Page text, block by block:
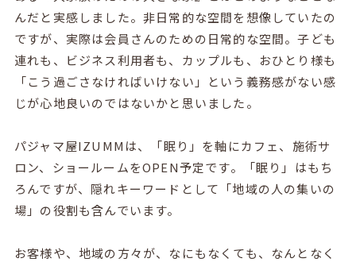
んだと実感しました。非日常的な空間を想像していたの
ですが、実際は会員さんのための日常的な空間。子ども
連れも、ビジネス利用者も、カップルも、おひとり様も
「こう過ごさなければいけない」という義務感がない感
じが心地良いのではないかと思いました。
パジャマ屋IZUMMは、「眠り」を軸にカフェ、施術サ
ロン、ショールームをOPEN予定です。「眠り」はもち
ろんですが、隠れキーワードとして「地域の人の集いの
場」の役割も含んでいます。
お客様や、地域の方々が、なにもなくても、なんとなく